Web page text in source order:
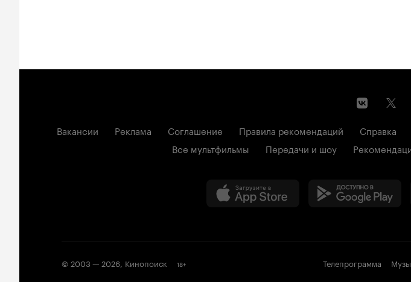
Вакансии Реклама Соглашение Правила рекомендаций Справка
Все мультфильмы
Передачи и шоу
© 2003 —2026, Кинопоиск 18+ Телепрограмма